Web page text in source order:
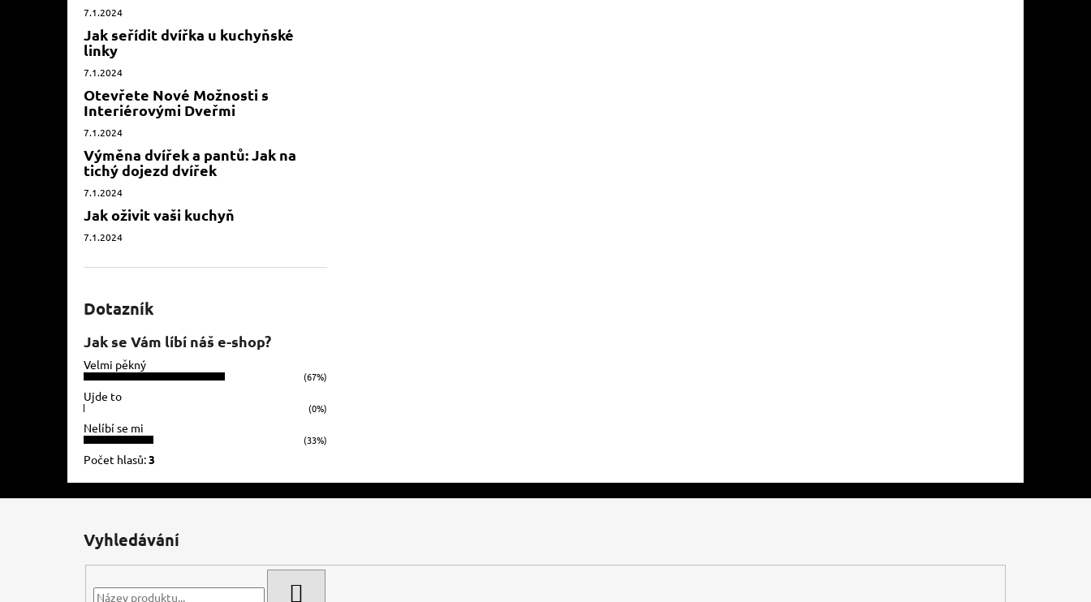
7.1.2024
Jak seřídit dvířka u kuchyňské
linky
7.1.2024
Otevřete Nové Možnosti s
Interiérovými Dveřmi
7.1.2024
Výměna dvířek a pantů: Jak na
tichý dojezd dvířek
7.1.2024
Jak oživit vaši kuchyň
7.1.2024
Dotazník
Jak se Vám líbí náš e-shop?
Velmi pěkný
(67%)
Ujde to
(0%)
Nelíbí se mi
(33%)
Počet hlasů:3
Vyhledávání